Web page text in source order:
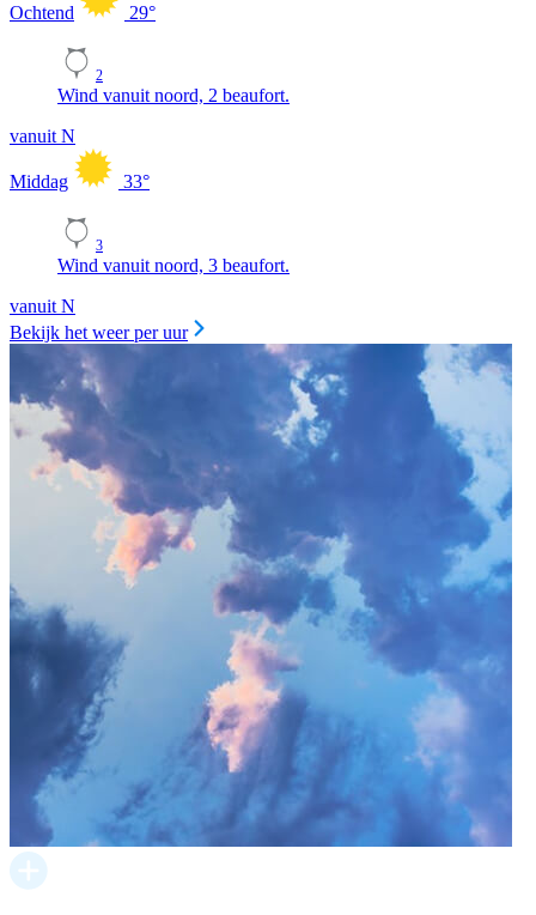
Ochtend 29°
2
Wind vanuit noord, 2 beaufort.
vanuit N
Middag 33°
3
Wind vanuit noord, 3 beaufort.
vanuit N
Bekijk het weer per uur